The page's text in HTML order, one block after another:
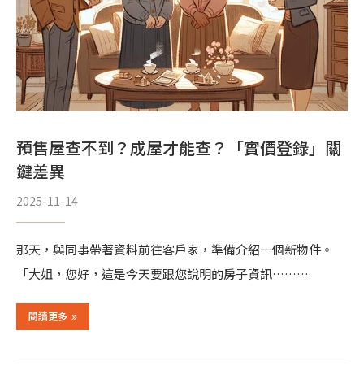
預售屋查不到？成屋才能查？「實價登錄」關
鍵差異
2025-11-14
那天，與同事帶著資料前往客戶家，準備介紹一個新物件。
「大姐，您好，這是今天要跟您說明的房子資訊………
閱讀更多